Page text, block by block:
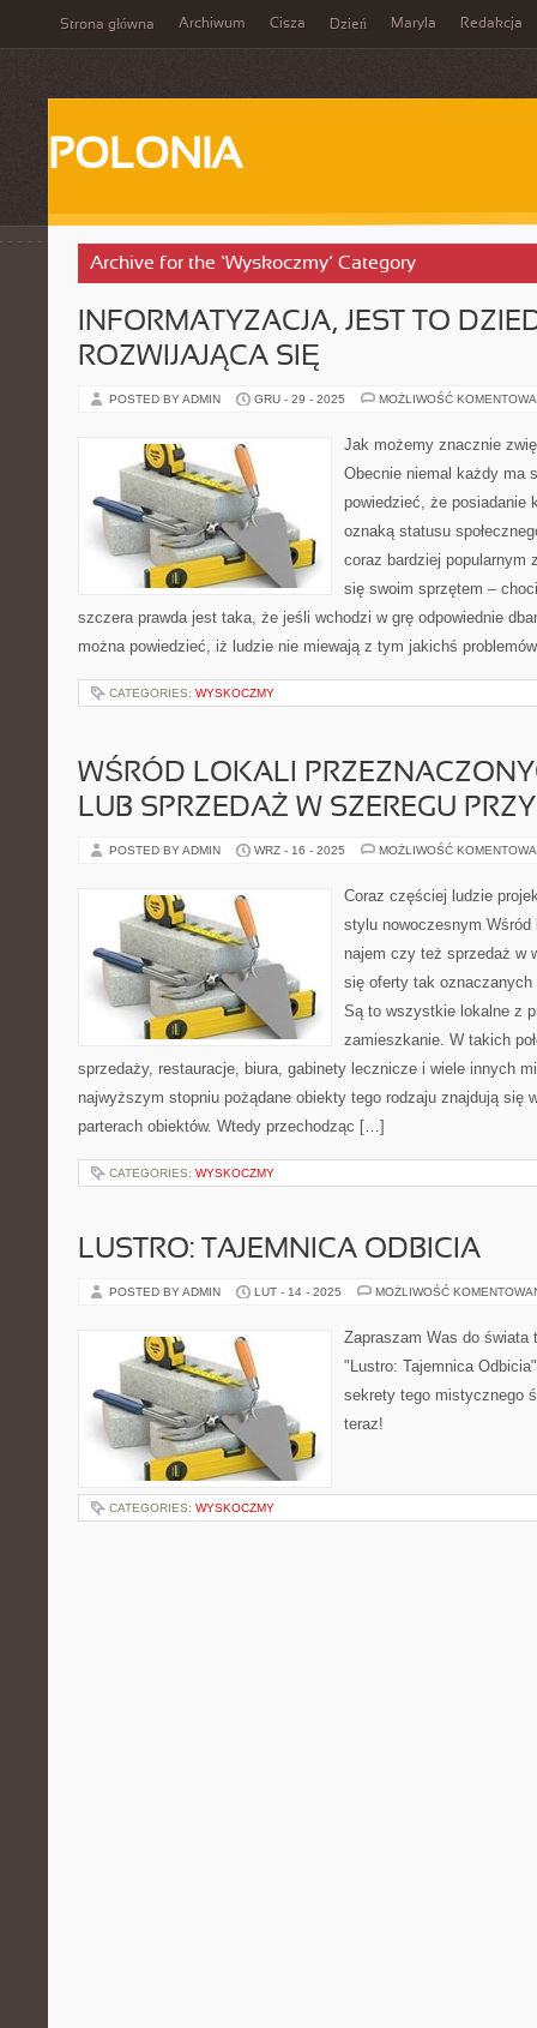
Strona główna Archiwum Cisza Dzień Maryla Redakcja
POLONIA
Archive for the ‘Wyskoczmy’ Category
INFORMATYZACJA, JEST TO
ROZWIJAJĄCA SIĘ
POSTED BY ADMIN GRU - 29 - 2025 MOŻLIWOŚĆ
Jak możemy znacznie
Obecnie niemal każdy ma
powiedzieć, że posiadanie
oznaką statusu
coraz bardziej popularnym
się swoim sprzętem –
szczera prawda jest taka, że jeśli wchodzi w grę odpowiednie
można powiedzieć, iż ludzie nie miewają z tym jakichś
CATEGORIES: WYSKOCZMY
WŚRÓD LOKALI
LUB SPRZEDAŻ W SZEREGU
POSTED BY ADMIN WRZ - 16 - 2025 MOŻLIWOŚĆ
Coraz częściej ludzie
stylu nowoczesnym
najem czy też sprzedaż w
się oferty tak
Są to wszystkie lokalne z
zamieszkanie. W takich
sprzedaży, restauracje, biura, gabinety lecznicze i wiele innych
najwyższym stopniu pożądane obiekty tego rodzaju znajdują się
parterach obiektów. Wtedy przechodząc […]
CATEGORIES: WYSKOCZMY
LUSTRO: TAJEMNICA ODBICIA
POSTED BY ADMIN LUT - 14 - 2025 MOŻLIWOŚĆ
Zapraszam Was do świata
"Lustro: Tajemnica
sekrety tego mistycznego
teraz!
CATEGORIES: WYSKOCZMY